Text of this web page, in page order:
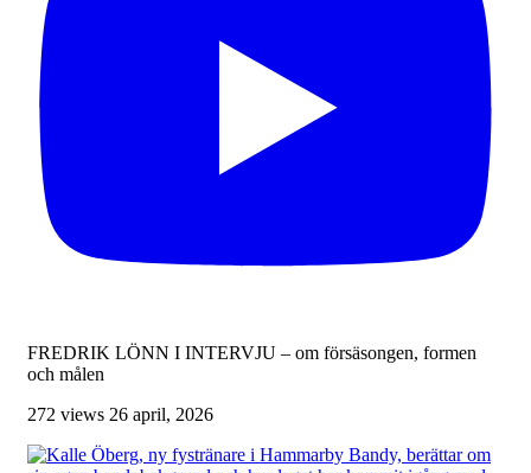
FREDRIK LÖNN I INTERVJU – om försäsongen, formen
och målen
272 views 26 april, 2026